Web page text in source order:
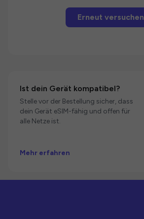
Erneut versuchen
Ist dein Gerät kompatibel?
Stelle vor der Bestellung sicher, dass
dein Gerät eSIM-fähig und offen für
alle Netze ist.
Mehr erfahren